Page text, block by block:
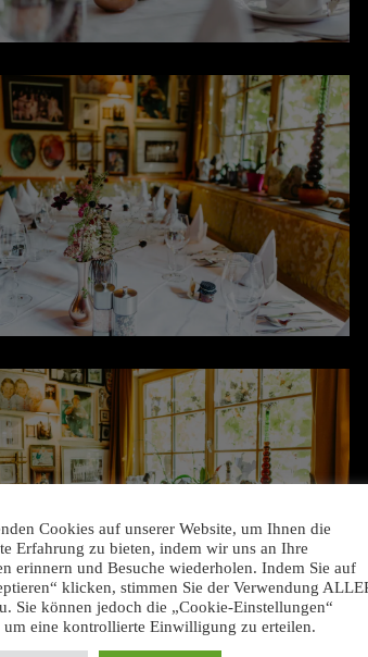
Cookies auf unserer Website, um Ihnen die
Erfahrung zu bieten, indem wir uns an Ihre
erinnern und Besuche wiederholen. Indem Sie auf
klicken, stimmen Sie der Verwendung
Sie können jedoch die „Cookie-Einstellungen“
um eine kontrollierte Einwilligung zu erteilen.